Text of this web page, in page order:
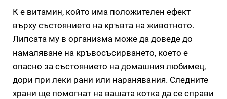
К е витамин, който има положителен ефект
върху състоянието на кръвта на животното.
Липсата му в организма може да доведе до
намаляване на кръвосъсирването, което е
опасно за състоянието на домашния любимец,
дори при леки рани или наранявания. Следните
храни ще помогнат на вашата котка да се справи